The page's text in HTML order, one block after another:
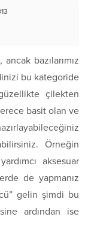
bazılarımız
bu kategoride
çilekten
basit olan ve
Örneğin
aksesuar
de yapmanız
gelin şimdi bu
ardından ise